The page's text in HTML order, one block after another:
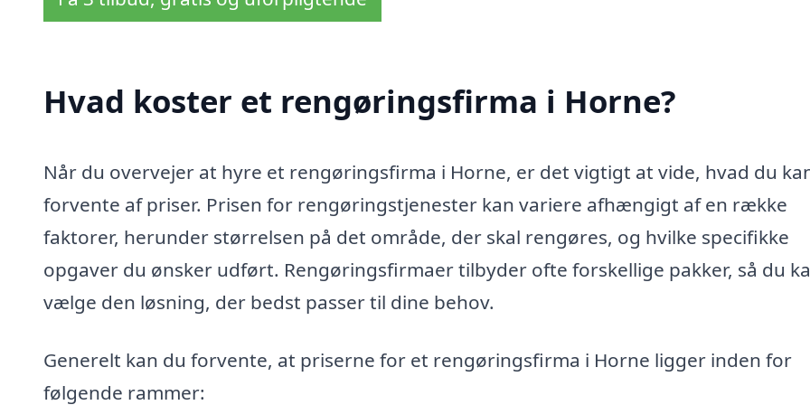
Hvad koster et rengøringsfirma i Horne?
Når du overvejer at hyre et rengøringsfirma i Horne, er det vigtigt at vide, hvad du
forvente af priser. Prisen for rengøringstjenester kan variere afhængigt af en række
faktorer, herunder størrelsen på det område, der skal rengøres, og hvilke specifikke
opgaver du ønsker udført. Rengøringsfirmaer tilbyder ofte forskellige pakker, så du
vælge den løsning, der bedst passer til dine behov.
Generelt kan du forvente, at priserne for et rengøringsfirma i Horne ligger inden for
følgende rammer: